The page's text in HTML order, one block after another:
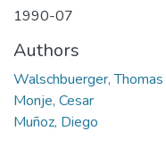
1990-07
Authors
Walschbuerger, Thomas
Monje, Cesar
Muñoz, Diego